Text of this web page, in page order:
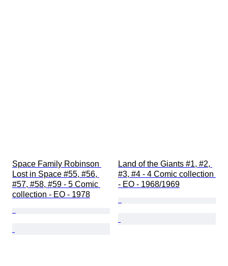
Space Family Robinson
Lost in Space #55, #56,
#57, #58, #59 - 5 Comic
collection - EO - 1978
Land of the Giants #1, #2,
#3, #4 - 4 Comic collection
- EO - 1968/1969